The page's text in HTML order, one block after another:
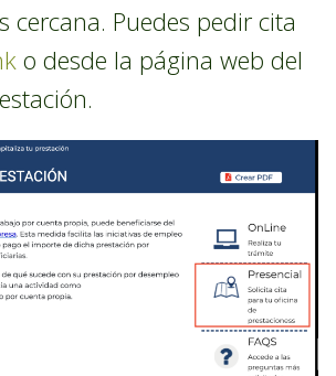
cercana. Puedes pedir cita
o desde la página web del